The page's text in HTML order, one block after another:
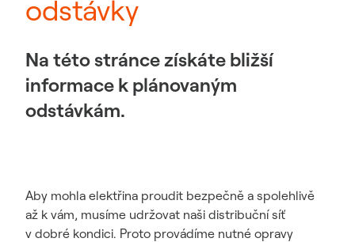
odstávky
Na této stránce získáte bližší
informace k plánovaným
odstávkám.
Aby mohla elektřina proudit bezpečně a spolehlivě
až k vám, musíme udržovat naši distribuční síť
v dobré kondici. Proto provádíme nutné opravy